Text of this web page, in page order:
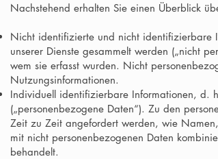
Nachstehend erhalten Sie einen Überblick
Nicht identifizierte und nicht identifizierbare
unserer Dienste gesammelt werden („nicht
wem sie erfasst wurden. Nicht
Nutzungsinformationen.
Individuell identifizierbare Informationen, d.
(„personenbezogene Daten“). Zu den
Zeit zu Zeit angefordert werden, wie Namen,
mit nicht personenbezogenen Daten
behandelt.